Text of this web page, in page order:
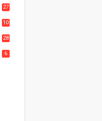
27
10
28
6